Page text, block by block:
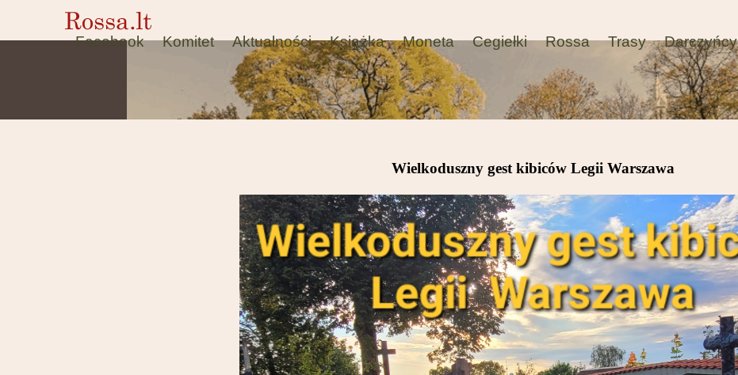
Facebook Komitet Aktualności Książka Moneta Cegiełki Rossa Trasy Darczyńcy
Wielkoduszny gest kibiców Legii Warszawa